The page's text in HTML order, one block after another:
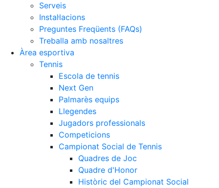
Serveis
Instal·lacions
Preguntes Freqüents (FAQs)
Treballa amb nosaltres
Àrea esportiva
Tennis
Escola de tennis
Next Gen
Palmarès equips
Llegendes
Jugadors professionals
Competicions
Campionat Social de Tennis
Quadres de Joc
Quadre d'Honor
Històric del Campionat Social